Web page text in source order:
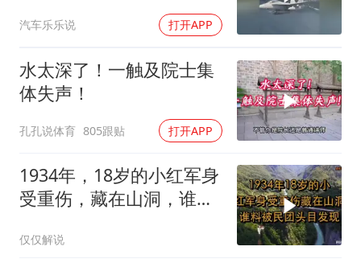
汽车乐乐说 打开APP
水太深了！一触及院士集
体失声！
孔孔说体育 805跟贴 打开APP
1934年，18岁的小红军身
受重伤，藏在山洞，谁料
仅仅解说